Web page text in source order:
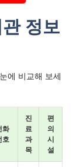
정보
에 비교해 보세
화
호
진
료
과
목
편
의
시
설